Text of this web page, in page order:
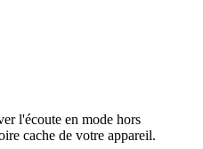
l'écoute en mode hors
cache de votre appareil.